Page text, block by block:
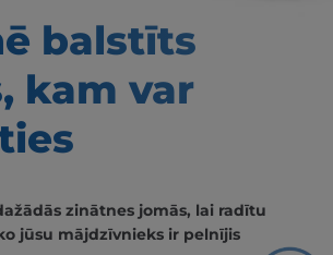
balstīts
kam var
zinātnes jomās, lai radītu
jūsu mājdzīvnieks ir pelnījis